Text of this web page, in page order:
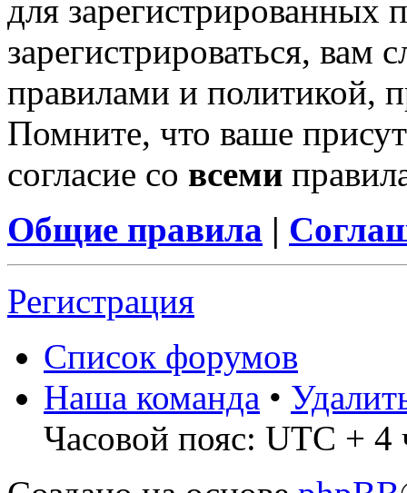
для зарегистрированных
зарегистрироваться, вам
правилами и политикой,
Помните, что ваше
согласие со всеми
Общие правила |
Регистрация
Список форумов
Наша команда •
Часовой пояс: UTC + 4